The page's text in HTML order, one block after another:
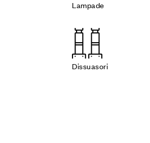
Lampade
Dissuasori